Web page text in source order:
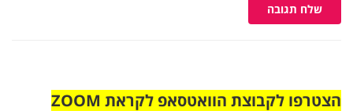
שלח תגובה
הצטרפו לקבוצת הוואטסאפ לקראת ZOOM